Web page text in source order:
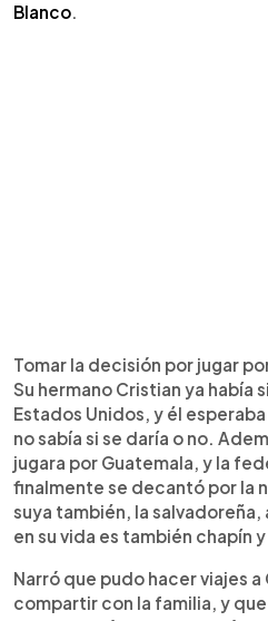
Blanco.
Tomar la decisión por jugar
Su hermano Cristian ya
Estados Unidos, y él
no sabía si se daría o no.
jugara por Guatemala, y la
finalmente se decantó por la
suya también, la salvadoreña,
en su vida es también chapín
Narró que pudo hacer viajes
compartir con la familia, y